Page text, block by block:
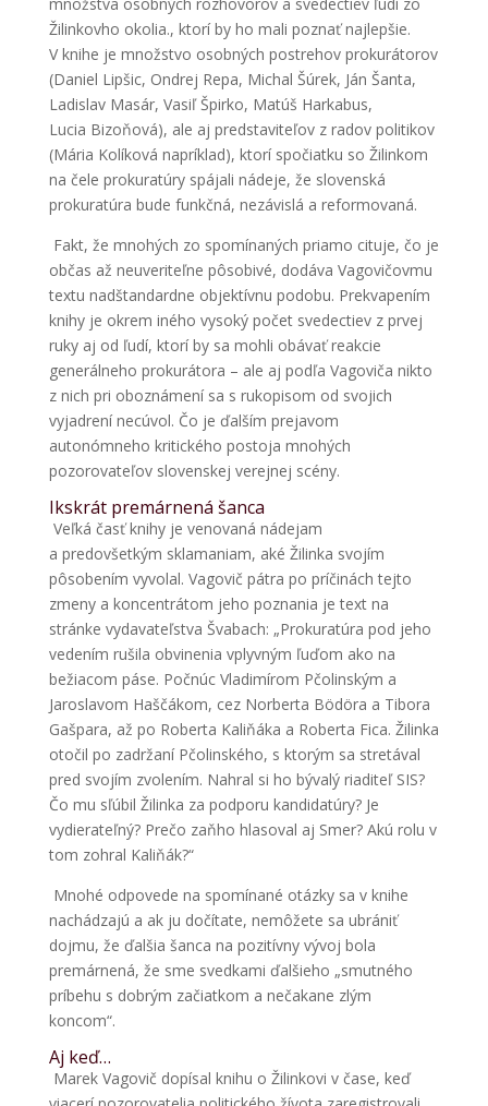
Žilinkovho okolia., ktorí by ho mali poznať najlepšie.
V knihe je množstvo osobných postrehov prokurátorov
(Daniel Lipšic, Ondrej Repa, Michal Šúrek, Ján Šanta,
Ladislav Masár, Vasiľ Špirko, Matúš Harkabus,
Lucia Bizoňová), ale aj predstaviteľov z radov politikov
(Mária Kolíková napríklad), ktorí spočiatku so Žilinkom
na čele prokuratúry spájali nádeje, že slovenská
prokuratúra bude funkčná, nezávislá a reformovaná.
Fakt, že mnohých zo spomínaných priamo cituje, čo je
občas až neuveriteľne pôsobivé, dodáva Vagovičovmu
textu nadštandardne objektívnu podobu. Prekvapením
knihy je okrem iného vysoký počet svedectiev z prvej
ruky aj od ľudí, ktorí by sa mohli obávať reakcie
generálneho prokurátora – ale aj podľa Vagoviča nikto
z nich pri oboznámení sa s rukopisom od svojich
vyjadrení necúvol. Čo je ďalším prejavom
autonómneho kritického postoja mnohých
pozorovateľov slovenskej verejnej scény.
Ikskrát premárnená šanca
Veľká časť knihy je venovaná nádejam
a predovšetkým sklamaniam, aké Žilinka svojím
pôsobením vyvolal. Vagovič pátra po príčinách tejto
zmeny a koncentrátom jeho poznania je text na
stránke vydavateľstva Švabach: „Prokuratúra pod jeho
vedením rušila obvinenia vplyvným ľuďom ako na
bežiacom páse. Počnúc Vladimírom Pčolinským a
Jaroslavom Haščákom, cez Norberta Bödöra a Tibora
Gašpara, až po Roberta Kaliňáka a Roberta Fica. Žilinka
otočil po zadržaní Pčolinského, s ktorým sa stretával
pred svojím zvolením. Nahral si ho bývalý riaditeľ SIS?
Čo mu sľúbil Žilinka za podporu kandidatúry? Je
vydierateľný? Prečo zaňho hlasoval aj Smer? Akú rolu v
tom zohral Kaliňák?“
Mnohé odpovede na spomínané otázky sa v knihe
nachádzajú a ak ju dočítate, nemôžete sa ubrániť
dojmu, že ďalšia šanca na pozitívny vývoj bola
premárnená, že sme svedkami ďalšieho „smutného
príbehu s dobrým začiatkom a nečakane zlým
koncom“.
Aj keď…
Marek Vagovič dopísal knihu o Žilinkovi v čase, keď